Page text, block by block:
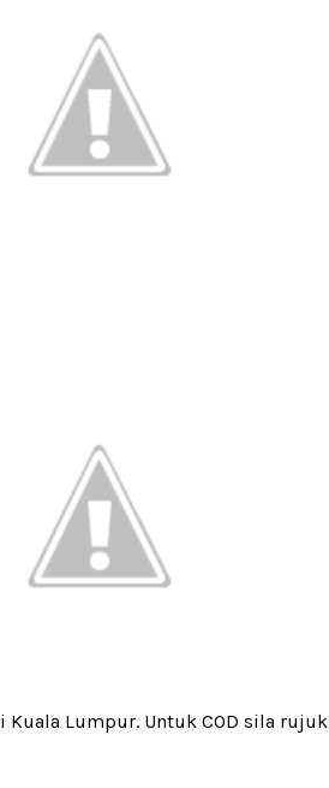
Kuala Lumpur. Untuk COD sila rujuk